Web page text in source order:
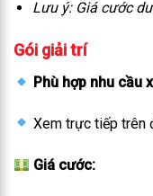
Lưu ý: Giá cước
Gói giải trí
Phù hợp nhu cầu
Xem trực tiếp trên
Giá cước: